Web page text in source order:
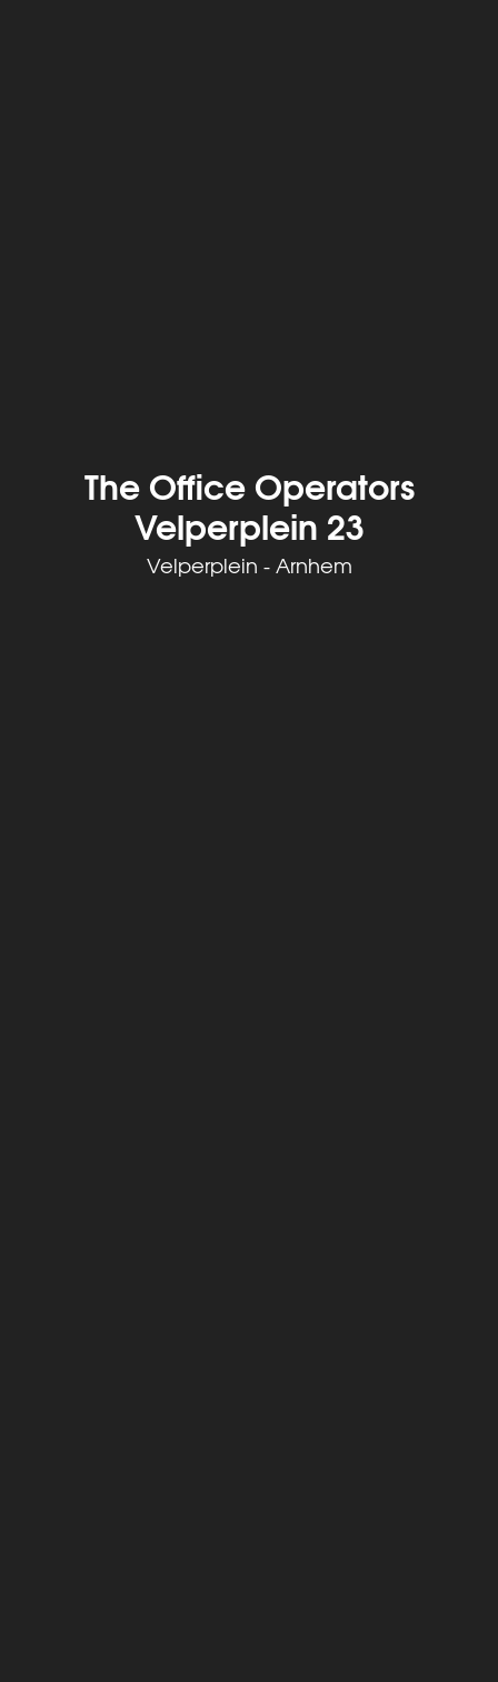
The Office Operators
Velperplein 23
Velperplein - Arnhem